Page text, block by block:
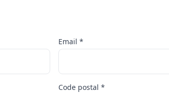
Email *
Code postal *